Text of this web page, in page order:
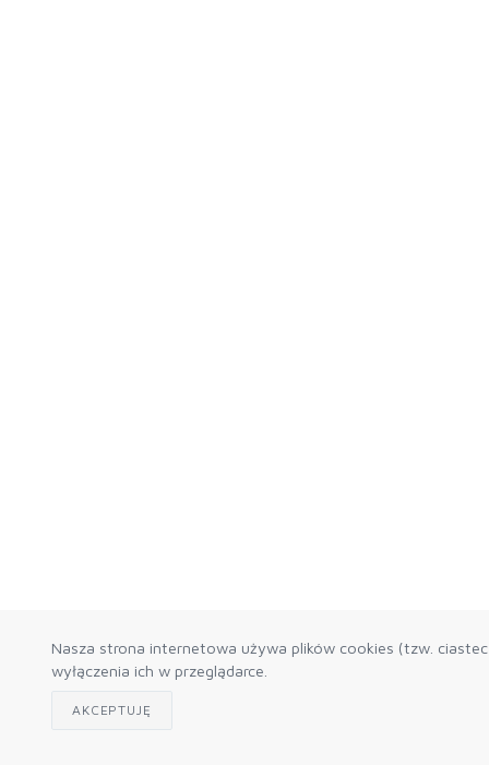
Nasza strona internetowa używa plików cookies (tzw.
wyłączenia ich w przeglądarce.
AKCEPTUJĘ